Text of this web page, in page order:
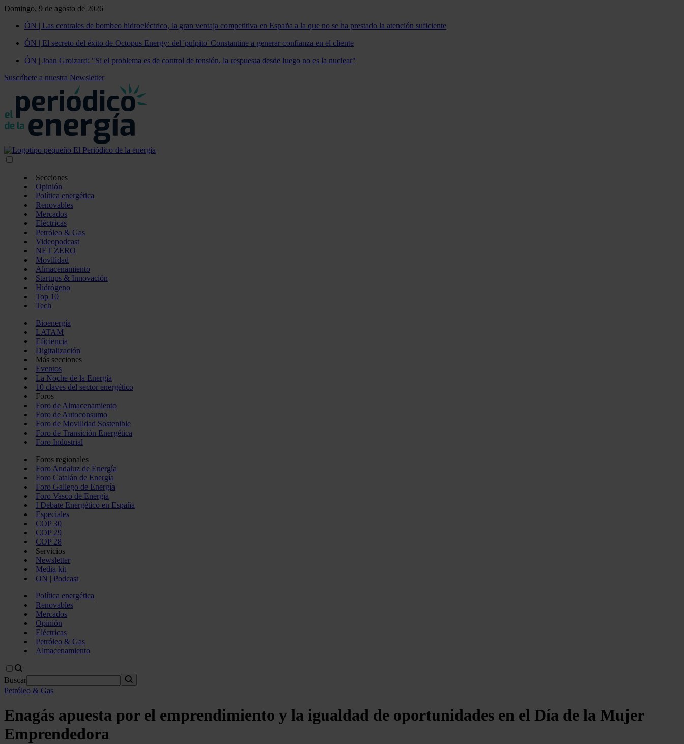
Domingo, 9 de agosto de 2026
ÓN | Las centrales de bombeo hidroeléctrico, la gran ventaja competitiva en España a la que no se ha prestado la atención suficiente
ÓN | El secreto del éxito de Octopus Energy: del 'pulpito' Constantine a generar confianza en el cliente
ÓN | Joan Groizard: "Si el problema es de control de tensión, la respuesta desde luego no es la nuclear"
Suscríbete a nuestra Newsletter
Secciones
Opinión
Política energética
Renovables
Mercados
Eléctricas
Petróleo & Gas
Videopodcast
NET ZERO
Movilidad
Almacenamiento
Startups & Innovación
Hidrógeno
Top 10
Tech
Bioenergía
LATAM
Eficiencia
Digitalización
Más secciones
Eventos
La Noche de la Energía
10 claves del sector energético
Foros
Foro de Almacenamiento
Foro de Autoconsumo
Foro de Movilidad Sostenible
Foro de Transición Energética
Foro Industrial
Foros regionales
Foro Andaluz de Energía
Foro Catalán de Energía
Foro Gallego de Energía
Foro Vasco de Energía
I Debate Energético en España
Especiales
COP 30
COP 29
COP 28
Servicios
Newsletter
Media kit
ON | Podcast
Política energética
Renovables
Mercados
Opinión
Eléctricas
Petróleo & Gas
Almacenamiento
Buscar
Petróleo & Gas
Enagás apuesta por el emprendimiento y la igualdad de oportunidades en el Día de la Mujer
Emprendedora